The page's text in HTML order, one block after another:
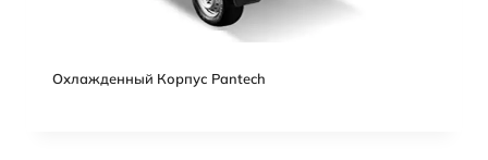
Охлажденный Корпус Pantech